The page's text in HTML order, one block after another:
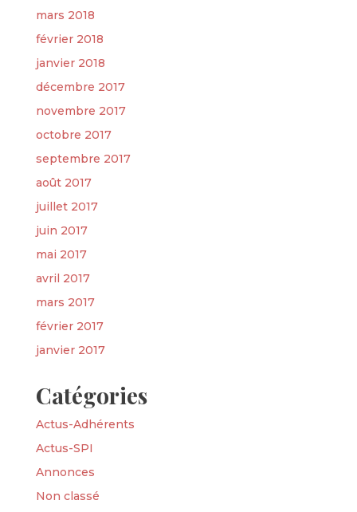
mars 2018
février 2018
janvier 2018
décembre 2017
novembre 2017
octobre 2017
septembre 2017
août 2017
juillet 2017
juin 2017
mai 2017
avril 2017
mars 2017
février 2017
janvier 2017
Catégories
Actus-Adhérents
Actus-SPI
Annonces
Non classé